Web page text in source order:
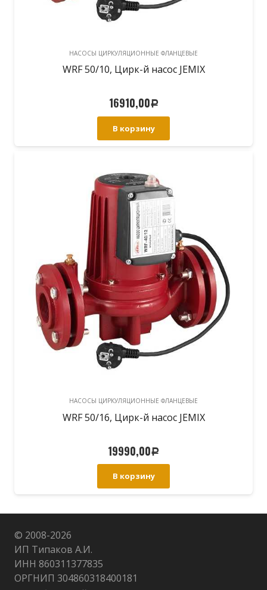
НАСОСЫ ЦИРКУЛЯЦИОННЫЕ ФЛАНЦЕВЫЕ
WRF 50/10, Цирк-й насос JEMIX
16910,00Р
В корзину
НАСОСЫ ЦИРКУЛЯЦИОННЫЕ ФЛАНЦЕВЫЕ
WRF 50/16, Цирк-й насос JEMIX
19990,00Р
В корзину
© 2008-2026
ИП Типаков А.И.
ИНН 860311377835
ОРГНИП 304860318400181